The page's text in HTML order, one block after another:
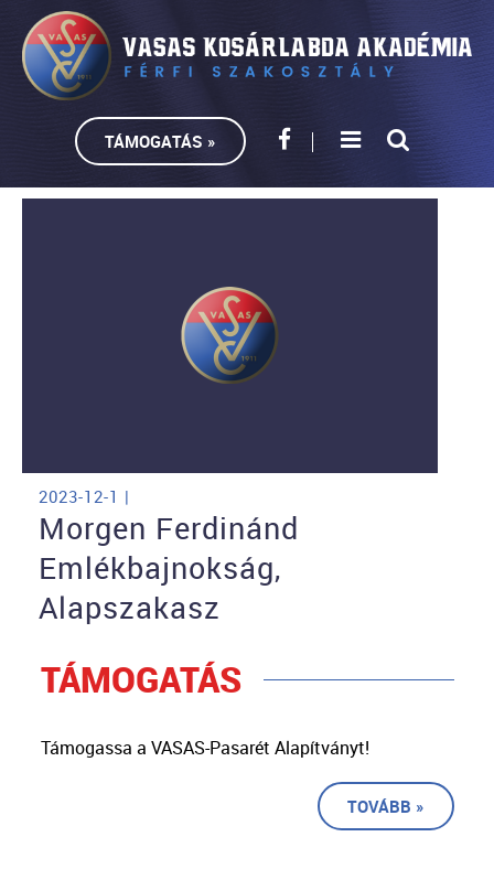
TÁMOGATÁS »
2023-12-1 |
Morgen Ferdinánd
Emlékbajnokság,
Alapszakasz
TÁMOGATÁS
Támogassa a VASAS-Pasarét Alapítványt!
TOVÁBB »